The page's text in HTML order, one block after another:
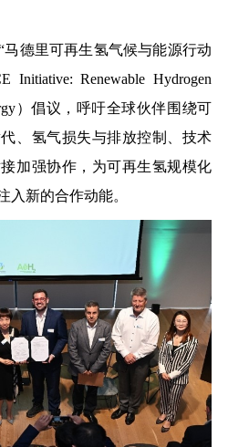
德里可再生氢气候与能源行动
Renewable Hydrogen
）倡议，呼吁全球伙伴围绕可
、氢气损失与排放控制、技术
加强协作，为可再生氢规模化
入新的合作动能。